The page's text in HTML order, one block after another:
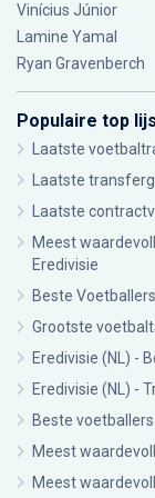
Vinícius Júnior
Lamine Yamal
Ryan Gravenberch
Populaire top
Laatste
Laatste
Laatste
Meest
Eredivisie
Beste
Grootste
Eredivisie (NL) -
Eredivisie (NL) -
Beste voetballers
Meest
Meest